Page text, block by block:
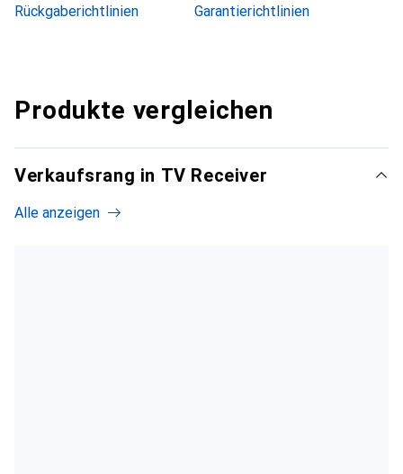
Rückgaberichtlinien
Garantierichtlinien
Produkte vergleichen
Verkaufsrang in TV Receiver
Alle anzeigen